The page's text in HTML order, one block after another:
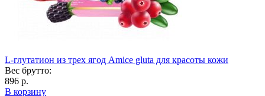
L-глутатион из трех ягод Amice gluta для красоты кожи
Вес брутто:
896 р.
В корзину